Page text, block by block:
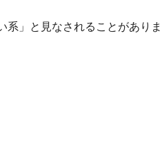
系」と見なされることがありま